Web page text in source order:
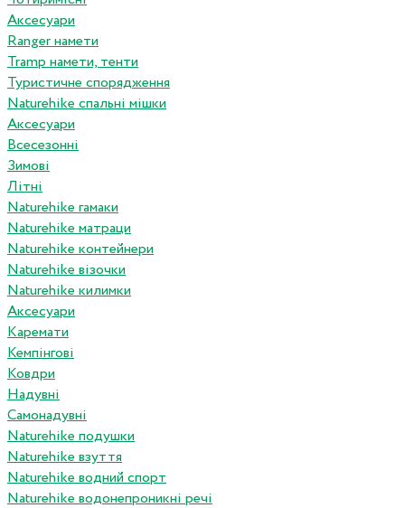
Аксесуари
Ranger намети
Tramp намети, тенти
Туристичне спорядження
Naturehike спальні мішки
Аксесуари
Всесезонні
Зимові
Літні
Naturehike гамаки
Naturehike матраци
Naturehike контейнери
Naturehike візочки
Naturehike килимки
Аксесуари
Каремати
Кемпінгові
Ковдри
Надувні
Самонадувні
Naturehike подушки
Naturehike взуття
Naturehike водний спорт
Naturehike водонепроникні речі